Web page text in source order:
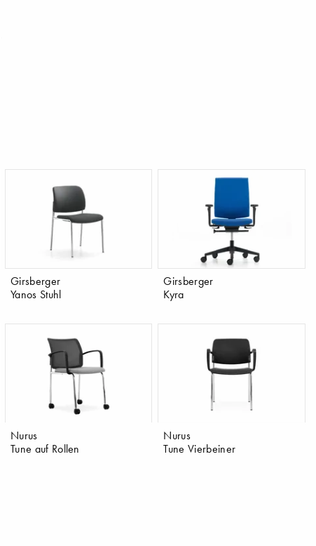
Girsberger
Yanos Stuhl
Girsberger
Kyra
Nurus
Tune auf Rollen
Nurus
Tune Vierbeiner